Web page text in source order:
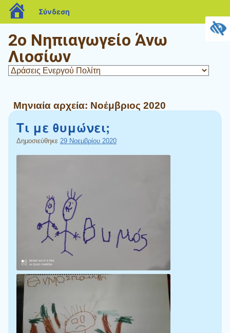
2ο Νηπιαγωγείο Άνω
Λιοσίων
Μηνιαία αρχεία: Νοέμβριος 2020
Τι με θυμώνει;
Δημοσιεύθηκε 29 Νοεμβρίου 2020
blogs.sch.gr
Σύνδεση